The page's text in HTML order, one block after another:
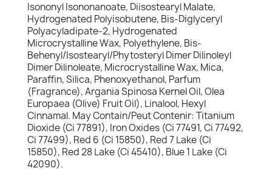
Isononyl Isononanoate, Diisostearyl Malate,
Hydrogenated Polyisobutene, Bis-Diglyceryl
Polyacyladipate-2, Hydrogenated
Microcrystalline Wax, Polyethylene, Bis-
Behenyl/Isostearyl/Phytosteryl Dimer Dilinoleyl
Dimer Dilinoleate, Microcrystalline Wax, Mica,
Paraffin, Silica, Phenoxyethanol, Parfum
(Fragrance), Argania Spinosa Kernel Oil, Olea
Europaea (Olive) Fruit Oil), Linalool, Hexyl
Cinnamal. May Contain/Peut Contenir: Titanium
Dioxide (Ci 77891), Iron Oxides (Ci 77491, Ci 77492,
Ci 77499), Red 6 (Ci 15850), Red 7 Lake (Ci
15850), Red 28 Lake (Ci 45410), Blue 1 Lake (Ci
42090).